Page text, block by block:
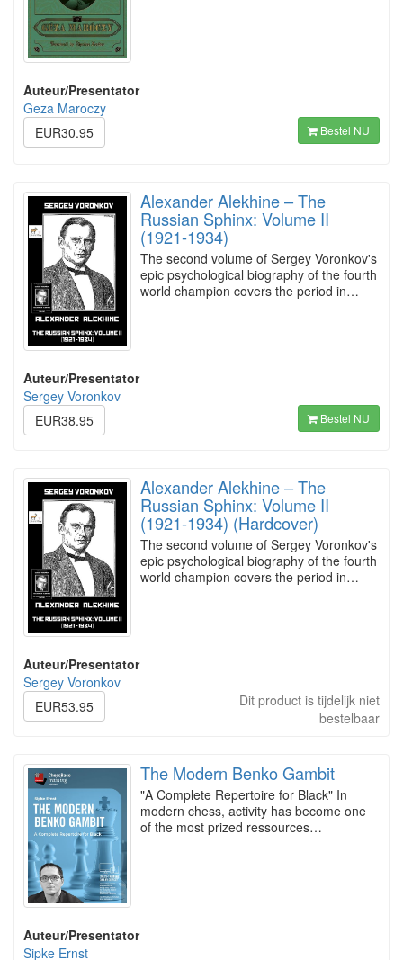
Auteur/Presentator
Geza Maroczy
EUR30.95
Bestel NU
Alexander Alekhine – The
Russian Sphinx: Volume II
(1921-1934)
The second volume of Sergey Voronkov's
epic psychological biography of the fourth
world champion covers the period in…
Auteur/Presentator
Sergey Voronkov
EUR38.95
Bestel NU
Alexander Alekhine – The
Russian Sphinx: Volume II
(1921-1934) (Hardcover)
The second volume of Sergey Voronkov's
epic psychological biography of the fourth
world champion covers the period in…
Auteur/Presentator
Sergey Voronkov
EUR53.95
Dit product is tijdelijk niet
bestelbaar
The Modern Benko Gambit
"A Complete Repertoire for Black" In
modern chess, activity has become one
of the most prized ressources…
Auteur/Presentator
Sipke Ernst